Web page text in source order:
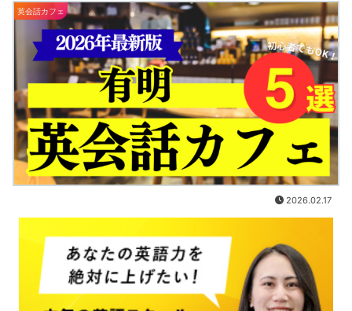
英会話カフェ
2026.02.17